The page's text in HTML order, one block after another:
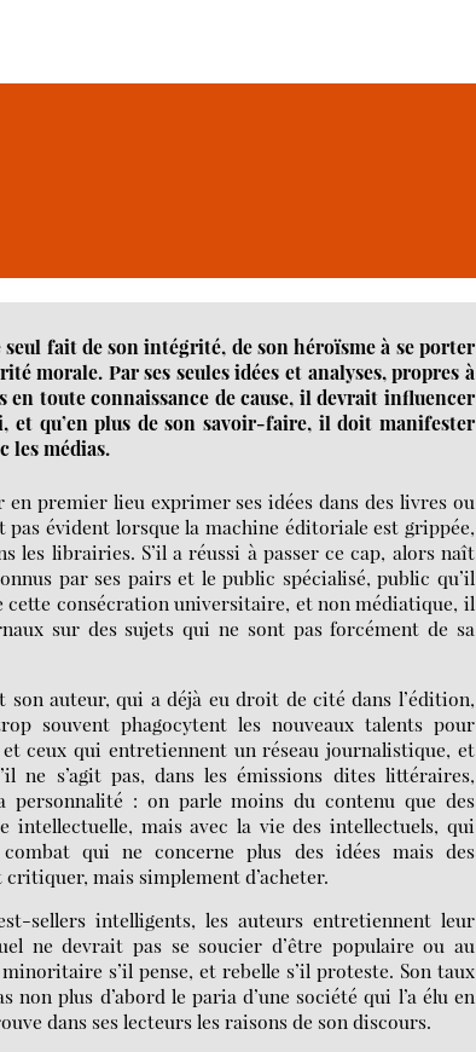
fait de son intégrité, de son héroïsme à se porter
morale. Par ses seules idées et analyses, propres à
toute connaissance de cause, il devrait influencer
et qu’en plus de son savoir-faire, il doit manifester
les médias.
premier lieu exprimer ses idées dans des livres ou
évident lorsque la machine éditoriale est grippée,
les librairies. S’il a réussi à passer ce cap, alors naît
par ses pairs et le public spécialisé, public qu’il
cette consécration universitaire, et non médiatique, il
sur des sujets qui ne sont pas forcément de sa
auteur, qui a déjà eu droit de cité dans l’édition,
souvent phagocytent les nouveaux talents pour
ceux qui entretiennent un réseau journalistique, et
ne s’agit pas, dans les émissions dites littéraires,
personnalité : on parle moins du contenu que des
intellectuelle, mais avec la vie des intellectuels, qui
qui ne concerne plus des idées mais des
mais simplement d’acheter.
sellers intelligents, les auteurs entretiennent leur
ne devrait pas se soucier d’être populaire ou au
s’il pense, et rebelle s’il proteste. Son taux
non plus d’abord le paria d’une société qui l’a élu en
dans ses lecteurs les raisons de son discours.